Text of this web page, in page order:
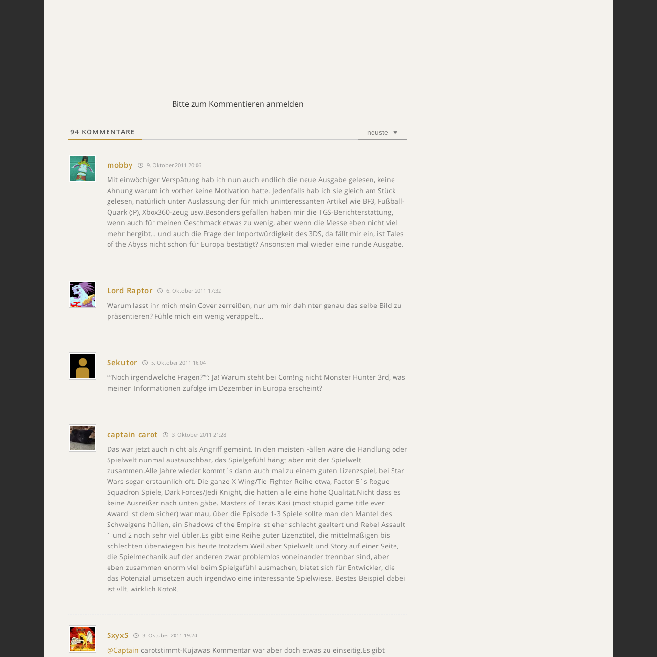
Bitte zum Kommentieren anmelden
94 KOMMENTARE neuste
mobby 9. Oktober 2011 20:06
Mit einwöchiger Verspätung hab ich nun auch endlich die neue Ausgabe gelesen, keine
Ahnung warum ich vorher keine Motivation hatte. Jedenfalls hab ich sie gleich am Stück
gelesen, natürlich unter Auslassung der für mich uninteressanten Artikel wie BF3, Fußball-
Quark (:P), Xbox360-Zeug usw.Besonders gefallen haben mir die TGS-Berichterstattung,
wenn auch für meinen Geschmack etwas zu wenig, aber wenn die Messe eben nicht viel
mehr hergibt… und auch die Frage der Importwürdigkeit des 3DS, da fällt mir ein, ist Tales
of the Abyss nicht schon für Europa bestätigt? Ansonsten mal wieder eine runde Ausgabe.
Lord Raptor 6. Oktober 2011 17:32
Warum lasst ihr mich mein Cover zerreißen, nur um mir dahinter genau das selbe Bild zu
präsentieren? Fühle mich ein wenig veräppelt…
Sekutor 5. Oktober 2011 16:04
“”Noch irgendwelche Fragen?””: Ja! Warum steht bei Com!ng nicht Monster Hunter 3rd, was
meinen Informationen zufolge im Dezember in Europa erscheint?
captain carot 3. Oktober 2011 21:28
Das war jetzt auch nicht als Angriff gemeint. In den meisten Fällen wäre die Handlung oder
Spielwelt nunmal austauschbar, das Spielgefühl hängt aber mit der Spielwelt
zusammen.Alle Jahre wieder kommt´s dann auch mal zu einem guten Lizenzspiel, bei Star
Wars sogar erstaunlich oft. Die ganze X-Wing/Tie-Fighter Reihe etwa, Factor 5´s Rogue
Squadron Spiele, Dark Forces/Jedi Knight, die hatten alle eine hohe Qualität.Nicht dass es
keine Ausreißer nach unten gäbe. Masters of Teräs Käsi (most stupid game title ever
Award ist dem sicher) war mau, über die Episode 1-3 Spiele sollte man den Mantel des
Schweigens hüllen, ein Shadows of the Empire ist eher schlecht gealtert und Rebel Assault
1 und 2 noch sehr viel übler.Es gibt eine Reihe guter Lizenztitel, die mittelmäßigen bis
schlechten überwiegen bis heute trotzdem.Weil aber Spielwelt und Story auf einer Seite,
die Spielmechanik auf der anderen zwar problemlos voneinander trennbar sind, aber
eben zusammen enorm viel beim Spielgefühl ausmachen, bietet sich für Entwickler, die
das Potenzial umsetzen auch irgendwo eine interessante Spielwiese. Bestes Beispiel dabei
ist vllt. wirklich KotoR.
SxyxS 3. Oktober 2011 19:24
@Captain carotstimmt-Kujawas Kommentar war aber doch etwas zu einseitig.Es gibt